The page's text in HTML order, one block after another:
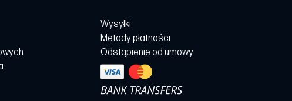
Wysyłki
Metody płatności
Odstąpienie od umowy